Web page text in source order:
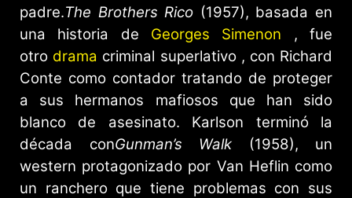
padre.The Brothers Rico (1957), basada en
una historia de Georges Simenon , fue
otro drama criminal superlativo , con Richard
Conte como contador tratando de proteger
a sus hermanos mafiosos que han sido
blanco de asesinato. Karlson terminó la
década conGunman’s Walk (1958), un
western protagonizado por Van Heflin como
un ranchero que tiene problemas con sus